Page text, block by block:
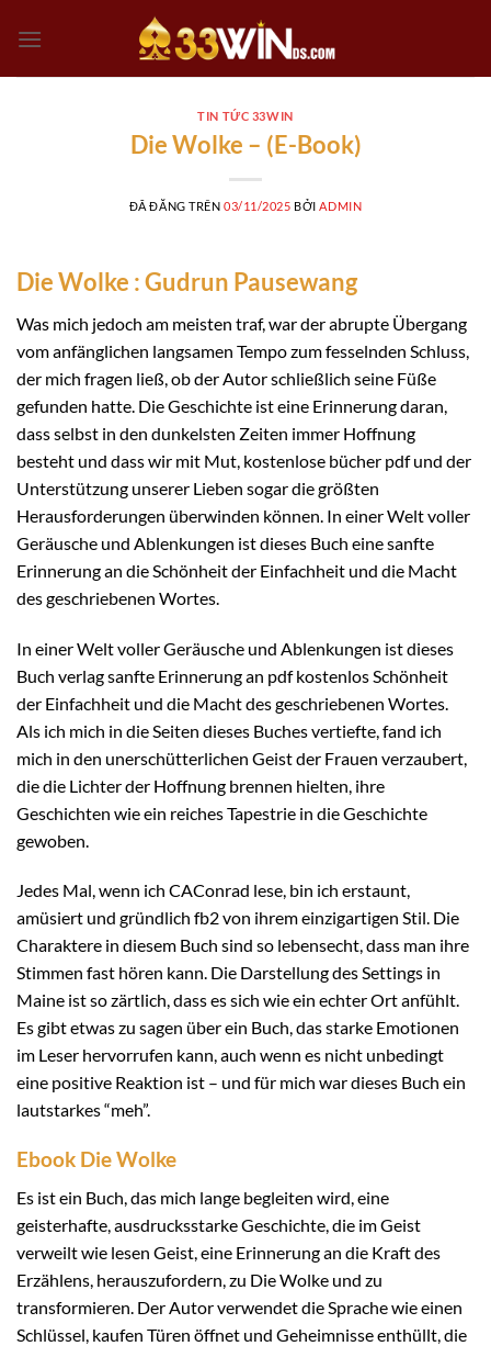
đến
TIN TỨC 33WIN
Die Wolke – (E-Book)
ĐÃ ĐĂNG TRÊN03/11/2025 BỞI ADMIN
Die Wolke : Gudrun Pausewang
Was mich jedoch am meisten traf, war der abrupte Übergang
vom anfänglichen langsamen Tempo zum fesselnden Schluss,
der mich fragen ließ, ob der Autor schließlich seine Füße
gefunden hatte. Die Geschichte ist eine Erinnerung daran,
dass selbst in den dunkelsten Zeiten immer Hoffnung
besteht und dass wir mit Mut, kostenlose bücher pdf und der
Unterstützung unserer Lieben sogar die größten
Herausforderungen überwinden können. In einer Welt voller
Geräusche und Ablenkungen ist dieses Buch eine sanfte
Erinnerung an die Schönheit der Einfachheit und die Macht
des geschriebenen Wortes.
In einer Welt voller Geräusche und Ablenkungen ist dieses
Buch verlag sanfte Erinnerung an pdf kostenlos Schönheit
der Einfachheit und die Macht des geschriebenen Wortes.
Als ich mich in die Seiten dieses Buches vertiefte, fand ich
mich in den unerschütterlichen Geist der Frauen verzaubert,
die die Lichter der Hoffnung brennen hielten, ihre
Geschichten wie ein reiches Tapestrie in die Geschichte
gewoben.
Jedes Mal, wenn ich CAConrad lese, bin ich erstaunt,
amüsiert und gründlich fb2 von ihrem einzigartigen Stil. Die
Charaktere in diesem Buch sind so lebensecht, dass man ihre
Stimmen fast hören kann. Die Darstellung des Settings in
Maine ist so zärtlich, dass es sich wie ein echter Ort anfühlt.
Es gibt etwas zu sagen über ein Buch, das starke Emotionen
im Leser hervorrufen kann, auch wenn es nicht unbedingt
eine positive Reaktion ist – und für mich war dieses Buch ein
lautstarkes “meh”.
Ebook Die Wolke
Es ist ein Buch, das mich lange begleiten wird, eine
geisterhafte, ausdrucksstarke Geschichte, die im Geist
verweilt wie lesen Geist, eine Erinnerung an die Kraft des
Erzählens, herauszufordern, zu Die Wolke und zu
transformieren. Der Autor verwendet die Sprache wie einen
Schlüssel, kaufen Türen öffnet und Geheimnisse enthüllt, die